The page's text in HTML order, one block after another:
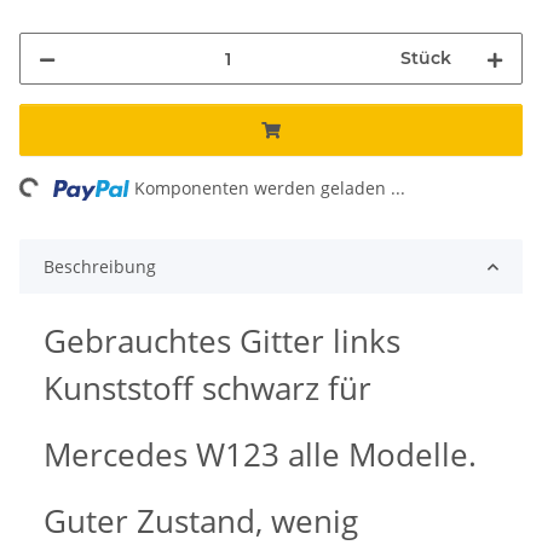
Stück
Komponenten werden geladen ...
Beschreibung
Gebrauchtes Gitter links
Kunststoff schwarz für
Mercedes W123 alle Modelle.
Guter Zustand, wenig